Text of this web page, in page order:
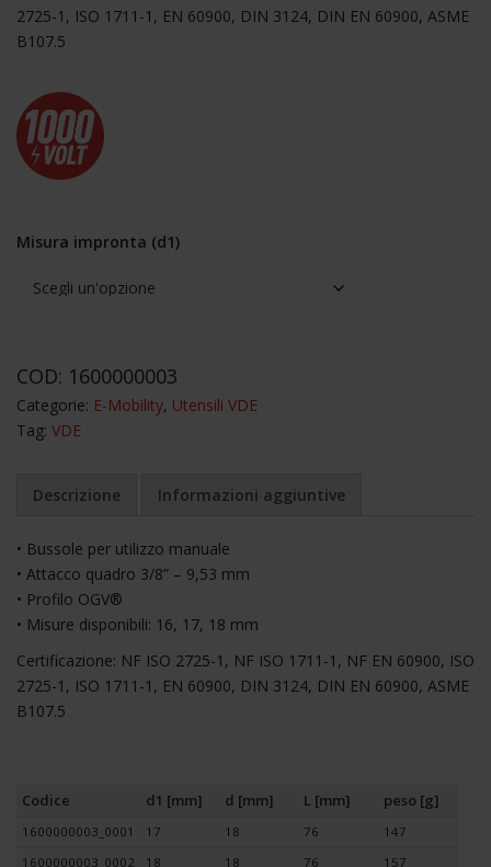
2725-1, ISO 1711-1, EN 60900, DIN 3124, DIN EN 60900, ASME
B107.5
Misura impronta (d1)
3/8”
poligonali
lunghe
isolate
Volt
VSE
quantità
COD: 1600000003
Categorie: E-Mobility, Utensili VDE
Tag: VDE
Descrizione Informazioni aggiuntive
• Bussole per utilizzo manuale
• Attacco quadro 3/8” – 9,53 mm
• Profilo OGV®
• Misure disponibili: 16, 17, 18 mm
Certificazione: NF ISO 2725-1, NF ISO 1711-1, NF EN 60900, ISO
2725-1, ISO 1711-1, EN 60900, DIN 3124, DIN EN 60900, ASME
B107.5
Codice d1 [mm] d [mm] L [mm] peso [g]
1600000003_0001 17 18 76
147
1600000003_0002
18 18 76 157